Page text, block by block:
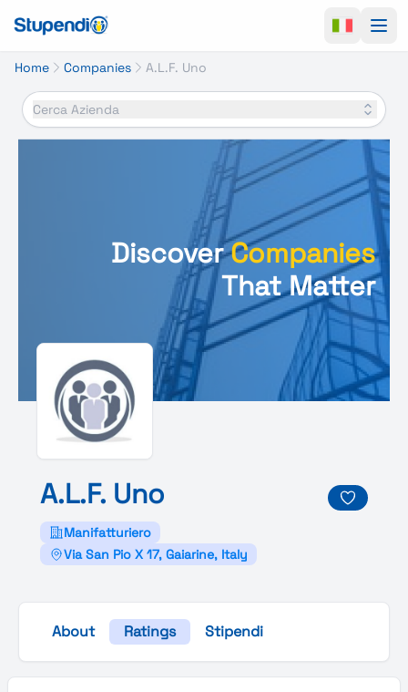
Home Companies A.L.F. Uno
Cerca Azienda
DiscoverCompanies
That Matter
A.L.F. Uno
Manifatturiero
Via San Pio X 17, Gaiarine, Italy
About Ratings Stipendi